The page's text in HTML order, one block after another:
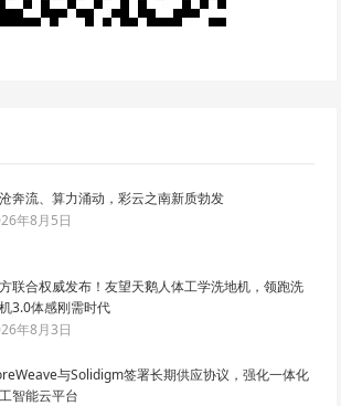
奔流、算力涌动，彩云之南新质勃发
年8月5日
联合权威发布！友望天鹅人体工学洗地机，领跑洗
3.0体感刚需时代
年8月3日
与Solidigm签署长期供应协议，强化一体化
智能云平台